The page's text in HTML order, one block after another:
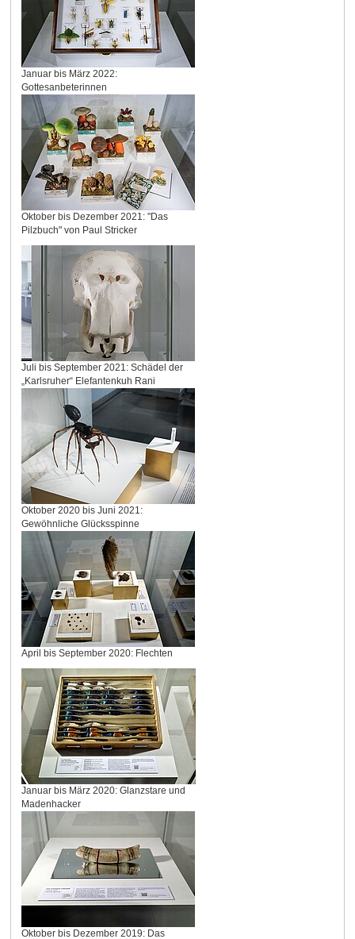
Januar bis März 2022:
Gottesanbeterinnen
Oktober bis Dezember 2021: "Das
Pilzbuch" von Paul Stricker
Juli bis September 2021: Schädel der
„Karlsruher“ Elefantenkuh Rani
Oktober 2020 bis Juni 2021:
Gewöhnliche Glücksspinne
April bis September 2020: Flechten
Januar bis März 2020: Glanzstare und
Madenhacker
Oktober bis Dezember 2019: Das